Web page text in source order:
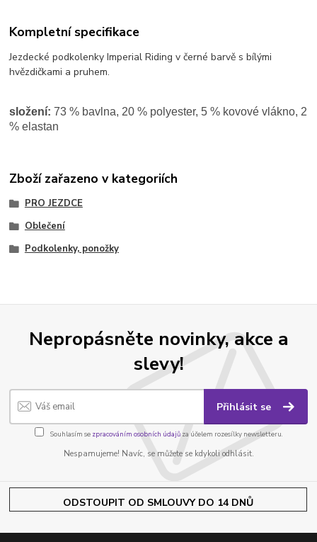
Kompletní specifikace
Jezdecké podkolenky Imperial Riding v černé barvě s bílými
hvězdičkami a pruhem.
složení: 73 % bavlna, 20 % polyester, 5 % kovové vlákno, 2
% elastan
Zboží zařazeno v kategoriích
PRO JEZDCE
Oblečení
Podkolenky, ponožky
Nepropásněte novinky, akce a
slevy!
Přihlásit se
Souhlasím se zpracováním osobních údajůza účelem rozesílky newsletteru.
Nespamujeme! Navíc, se můžete se kdykoli odhlásit.
ODSTOUPIT OD SMLOUVY DO 14 DNŮ